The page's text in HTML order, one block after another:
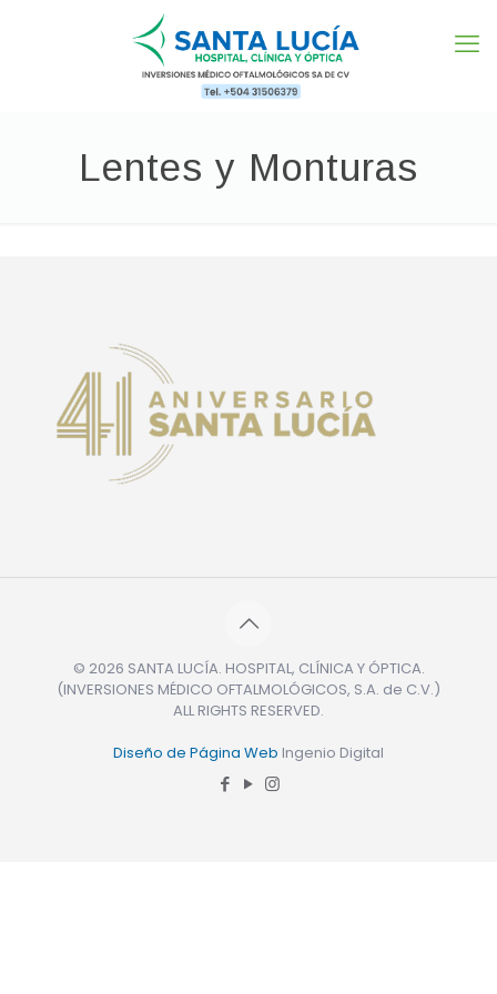
Lentes y Monturas
© 2026 SANTA LUCÍA. HOSPITAL, CLÍNICA Y ÓPTICA.
(INVERSIONES MÉDICO OFTALMOLÓGICOS, S.A. de C.V.)
ALL RIGHTS RESERVED.
Diseño de Página Web Ingenio Digital